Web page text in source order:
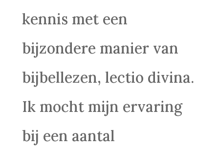
kennis met een
bijzondere manier van
bijbellezen, lectio divina.
Ik mocht mijn ervaring
bij een aantal